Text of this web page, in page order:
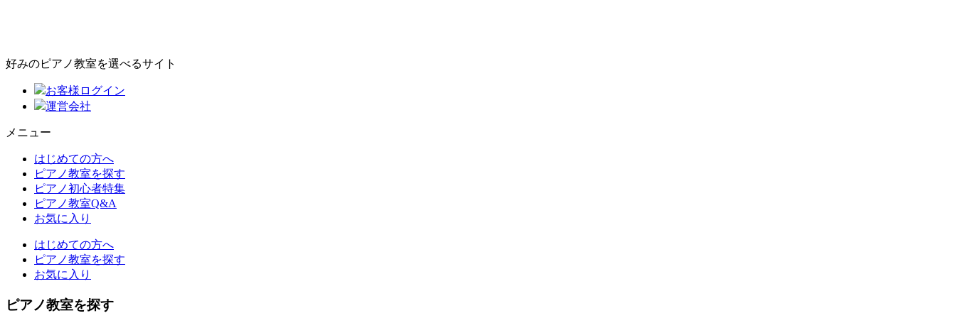
好みのピアノ教室を選べるサイト
お客様ログイン
運営会社
メニュー
はじめての方へ
ピアノ教室を探す
ピアノ初心者特集
ピアノ教室Q&A
お気に入り
はじめての方へ
ピアノ教室を探す
お気に入り
ピアノ教室を探す